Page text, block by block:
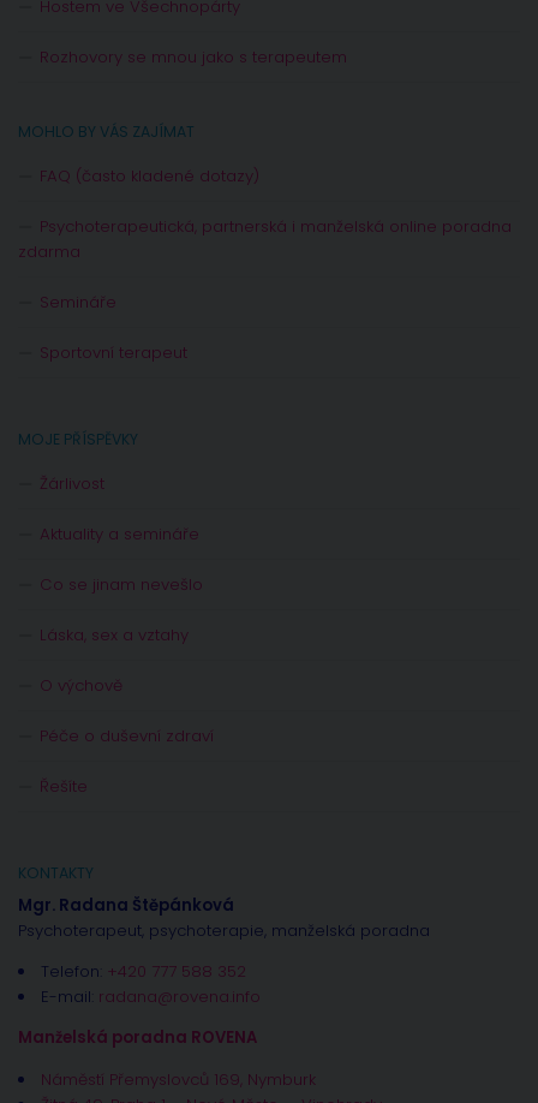
Hostem ve Všechnopárty
Rozhovory se mnou jako s terapeutem
MOHLO BY VÁS ZAJÍMAT
FAQ (často kladené dotazy)
Psychoterapeutická, partnerská i manželská online poradna
zdarma
Semináře
Sportovní terapeut
MOJE PŘÍSPĚVKY
Žárlivost
Aktuality a semináře
Co se jinam nevešlo
Láska, sex a vztahy
O výchově
Péče o duševní zdraví
Řešíte
KONTAKTY
Mgr. Radana Štěpánková
Psychoterapeut, psychoterapie, manželská poradna
Telefon: +420 777 588 352
E-mail: radana@rovena.info
Manželská poradna ROVENA
Náměstí Přemyslovců 169, Nymburk